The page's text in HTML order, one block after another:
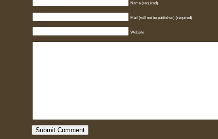
Name (required)
Mail (will not be published) (required)
Website